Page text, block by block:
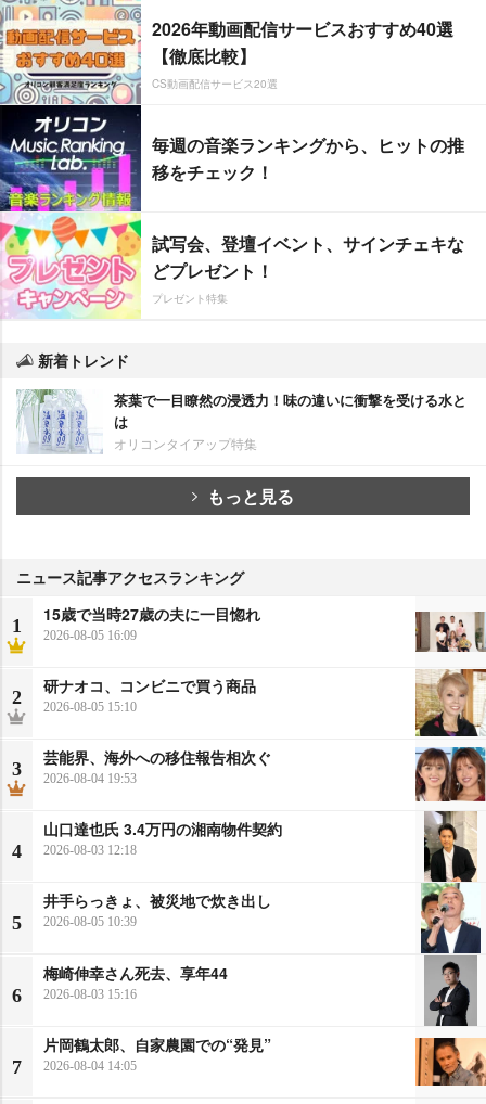
2026年動画配信サービスおすすめ40選
【徹底比較】
CS動画配信サービス20選
毎週の音楽ランキングから、ヒットの推
移をチェック！
試写会、登壇イベント、サインチェキな
どプレゼント！
プレゼント特集
新着トレンド
茶葉で一目瞭然の浸透力！味の違いに衝撃を受ける水と
は
オリコンタイアップ特集
もっと見る
ニュース記事アクセスランキング
1
15歳で当時27歳の夫に一目惚れ
2026-08-05 16:09
2
研ナオコ、コンビニで買う商品
2026-08-05 15:10
3
芸能界、海外への移住報告相次ぐ
2026-08-04 19:53
4
山口達也氏 3.4万円の湘南物件契約
2026-08-03 12:18
5
井手らっきょ、被災地で炊き出し
2026-08-05 10:39
6
梅崎伸幸さん死去、享年44
2026-08-03 15:16
7
片岡鶴太郎、自家農園での“発見”
2026-08-04 14:05